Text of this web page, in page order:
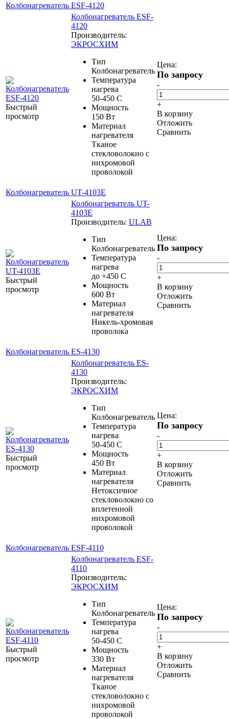
Колбонагреватель ESF-4120
Быстрый
просмотр
Колбонагреватель ESF-
4120
Производитель:
ЭКРОСХИМ
Тип
Колбонагреватель
Температура
нагрева
50-450 С
Мощность
150 Вт
Материал
нагревателя
Тканое
стекловолокно с
нихромовой
проволокой
Цена:
По запросу
-
+
В корзину
Отложить
Сравнить
Колбонагреватель UT-4103E
Быстрый
просмотр
Колбонагреватель UT-
4103E
Производитель: ULAB
Тип
Колбонагреватель
Температура
нагрева
до +450 С
Мощность
600 Вт
Материал
нагревателя
Никель-хромовая
проволока
Цена:
По запросу
-
+
В корзину
Отложить
Сравнить
Колбонагреватель ES-4130
Быстрый
просмотр
Колбонагреватель ES-
4130
Производитель:
ЭКРОСХИМ
Тип
Колбонагреватель
Температура
нагрева
50-450 С
Мощность
450 Вт
Материал
нагревателя
Нетоксичное
стекловолокно со
вплетенной
нихромовой
проволокой
Цена:
По запросу
-
+
В корзину
Отложить
Сравнить
Колбонагреватель ESF-4110
Быстрый
просмотр
Колбонагреватель ESF-
4110
Производитель:
ЭКРОСХИМ
Тип
Колбонагреватель
Температура
нагрева
50-450 С
Мощность
330 Вт
Материал
нагревателя
Тканое
стекловолокно с
нихромовой
проволокой
Цена:
По запросу
-
+
В корзину
Отложить
Сравнить